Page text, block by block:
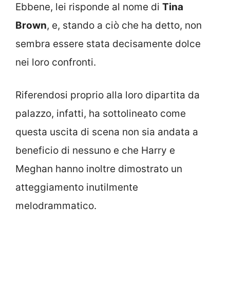
Ebbene, lei risponde al nome di Tina
Brown, e, stando a ciò che ha detto, non
sembra essere stata decisamente dolce
nei loro confronti.
Riferendosi proprio alla loro dipartita da
palazzo, infatti, ha sottolineato come
questa uscita di scena non sia andata a
beneficio di nessuno e che Harry e
Meghan hanno inoltre dimostrato un
atteggiamento inutilmente
melodrammatico.